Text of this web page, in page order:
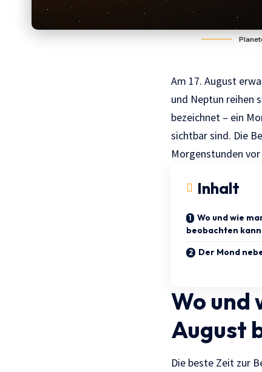
Am 17. August
und Neptun reihen
bezeichnet – ein
sichtbar sind. Die
Morgenstunden
Inhalt
Wo und wie
beobachten kann
Der Mond
Wo und
August
Die beste Zeit zur